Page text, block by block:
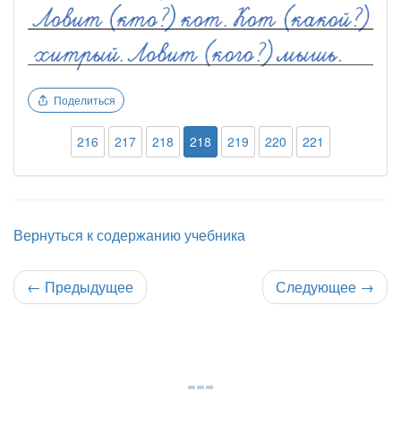
Поделиться
216 217 218 218 219 220 221
Вернуться к содержанию учебника
← Предыдущее Следующее →